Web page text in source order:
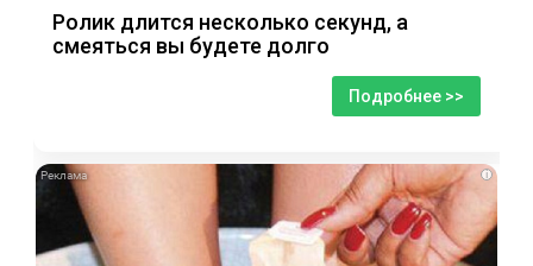
Ролик длится несколько секунд, а
смеяться вы будете долго
Подробнее >>
i